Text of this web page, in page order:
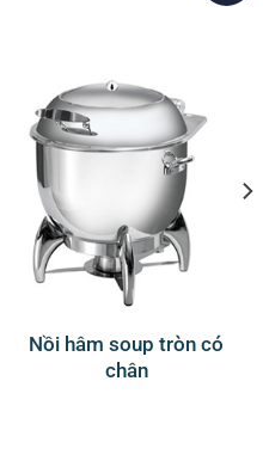
Nồi hâm soup tròn có
chân